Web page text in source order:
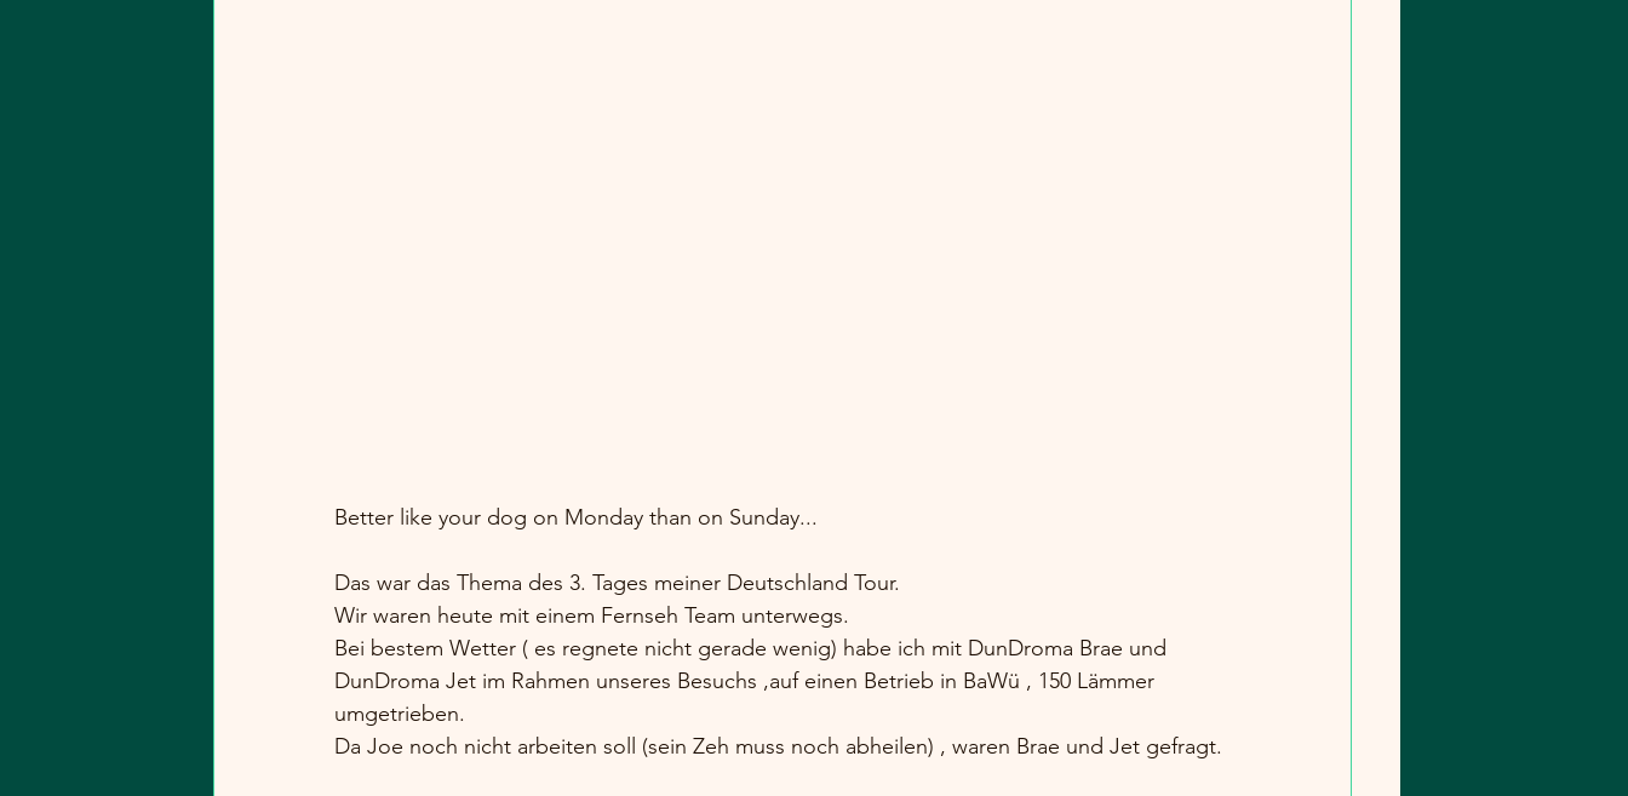
Better like your dog on Monday than on Sunday...
Das war das Thema des 3. Tages meiner Deutschland Tour.
Wir waren heute mit einem Fernseh Team unterwegs.
Bei bestem Wetter ( es regnete nicht gerade wenig) habe ich mit DunDroma Brae und
DunDroma Jet im Rahmen unseres Besuchs ,auf einen Betrieb in BaWü , 150 Lämmer
umgetrieben.
Da Joe noch nicht arbeiten soll (sein Zeh muss noch abheilen) , waren Brae und Jet gefragt.